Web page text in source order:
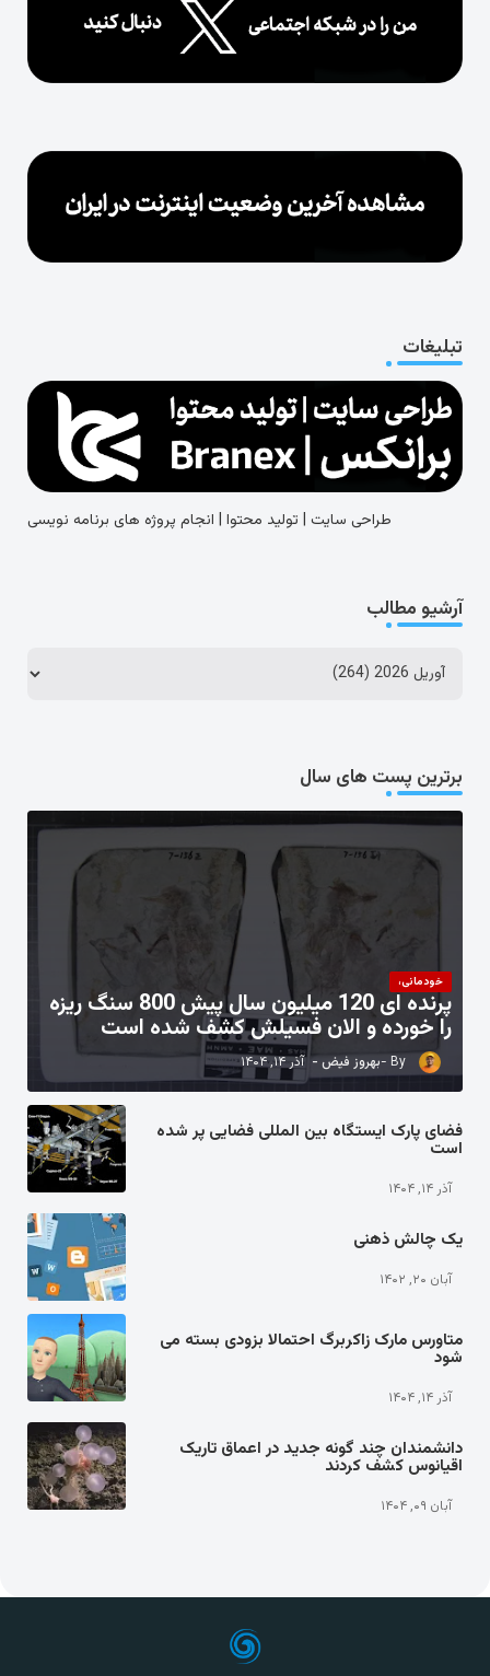
تبلیغات
طراحی سایت | تولید محتوا | انجام پروژه های برنامه نویسی
آرشیو مطالب
برترین پست های سال
خودمانی،
پرنده ای 120 میلیون سال پیش 800 سنگ ریزه
را خورده و الان فسیلش کشف شده است
بهروز فیض آذر ۱۴, ۱۴۰۴
فضای پارک ایستگاه بین المللی فضایی پر شده
است
آذر ۱۴, ۱۴۰۴
یک چالش ذهنی
آبان ۲۰, ۱۴۰۲
متاورس مارک زاکربرگ احتمالا بزودی بسته می
شود
آذر ۱۴, ۱۴۰۴
دانشمندان چند گونه جدید در اعماق تاریک
اقیانوس کشف کردند
آبان ۰۹, ۱۴۰۴